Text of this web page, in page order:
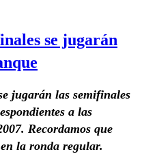
se jugarán
jugarán las semifinales
a las
Recordamos que
la ronda regular.